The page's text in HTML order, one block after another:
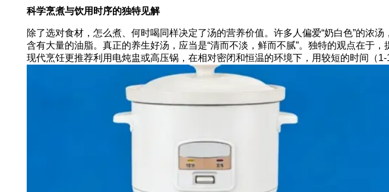
科学烹煮与饮用时序的独特见解
除了选对食材，怎么煮、何时喝同样决定了汤的营养价值。许多人偏爱“奶白色”的浓
含有大量的油脂。真正的养生好汤，应当是“清而不淡，鲜而不腻”。独特的观点在于
现代烹饪更推荐利用电炖盅或高压锅，在相对密闭和恒温的环境下，用较短的时间（